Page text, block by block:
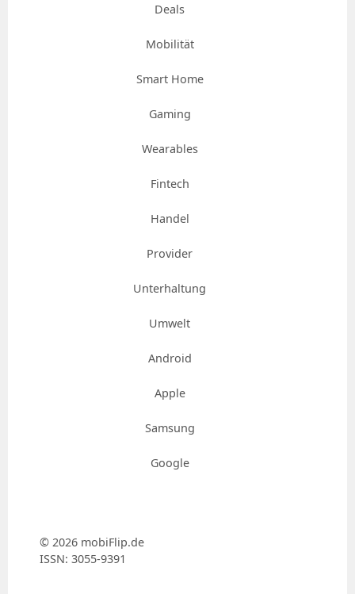
Deals
Mobilität
Smart Home
Gaming
Wearables
Fintech
Handel
Provider
Unterhaltung
Umwelt
Android
Apple
Samsung
Google
© 2026 mobiFlip.de
ISSN: 3055-9391